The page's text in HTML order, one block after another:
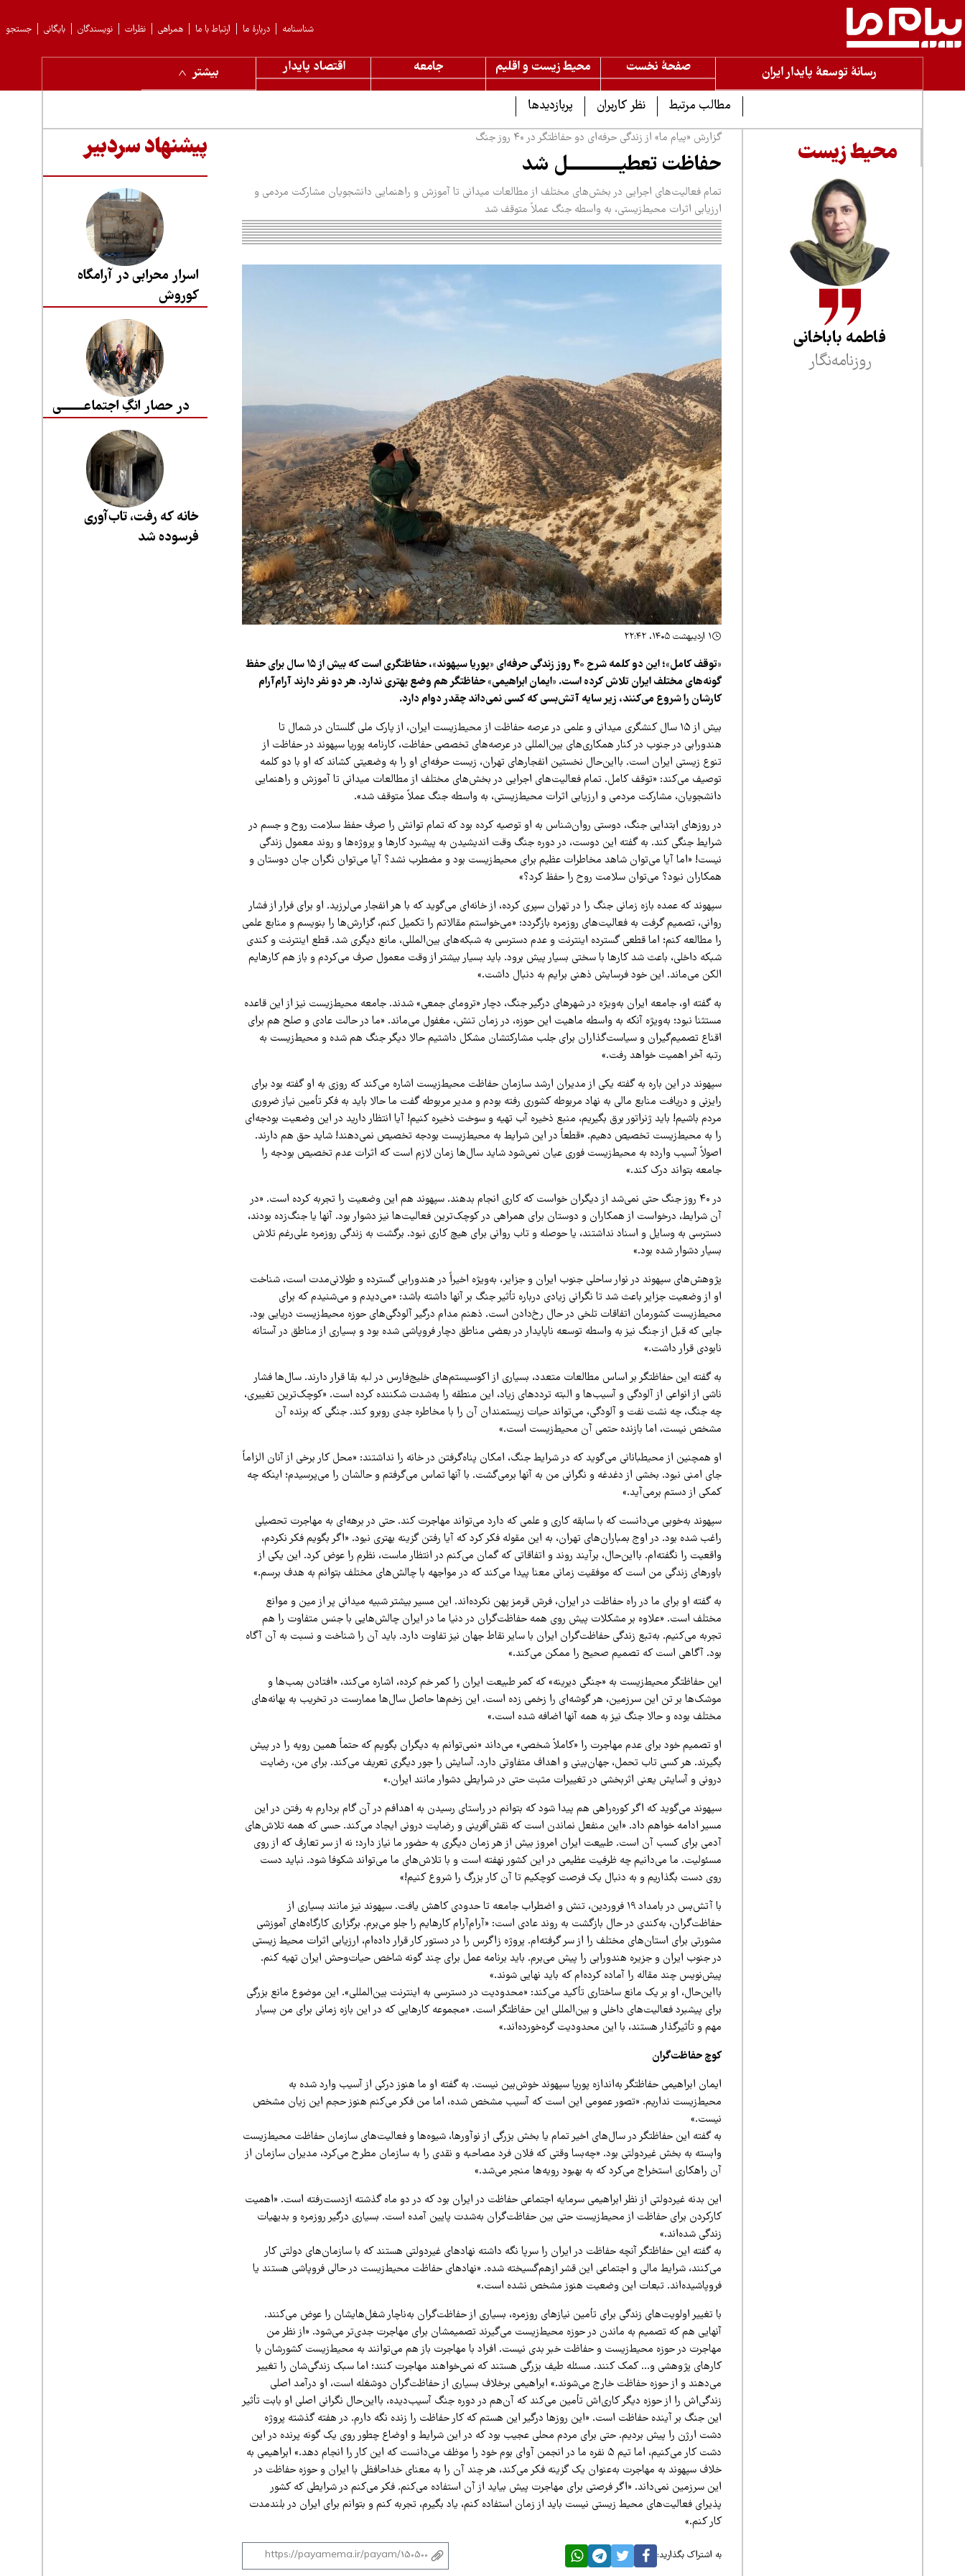
جستجو بایگانی نویسندگان نظرات همراهی ارتباط با ما دربارهٔ ما شناسنامه
رسانۀ توسعۀ پایدار ایران صفحۀ نخست محیط زیست و اقلیم جامعه اقتصاد پایدار
بیشتر
مطالب مرتبط
نظر کاربران پربازدیدها
محیط زیست
فاطمه باباخانی
روزنامه‌نگار
گزارش «پیام ما» از زندگی حرفه‌ای دو حفاظتگر در ۴۰ روز جنگ
حفاظت تعطیــــــــــــل شد
تمام فعالیت‌های اجرایی در بخش‌های مختلف از مطالعات میدانی تا آموزش و راهنمایی دانشجویان مشارکت مردمی و
ارزیابی اثرات محیط‌زیستی، به واسطه جنگ عملاً متوقف شد
۱ اردیبهشت ۱۴۰۵، ۲۲:۴۲
«توقف کامل»؛ این دو کلمه شرح ۴۰ روز زندگی حرفه‌ای «پوریا سپهوند»، حفاظتگری است که بیش از ۱۵ سال برای حفظ
گونه‌های مختلف ایران تلاش کرده است. «ایمان ابراهیمی» حفاظتگر هم وضع بهتری ندارد. هر دو نفر دارند آرام‌آرام
کارشان را شروع می‌کنند، زیر سایه آتش‌بسی که کسی نمی‌داند چقدر دوام دارد.
بیش از ۱۵ سال کنشگری میدانی و علمی در عرصه حفاظت از محیط‌زیست ایران، از پارک ملی گلستان در شمال تا
هندورابی در جنوب در کنار همکاری‌های بین‌المللی در عرصه‌های تخصصی حفاظت، کارنامه پوریا سپهوند در حفاظت از
تنوع زیستی ایران است. بااین‌حال نخستین انفجارهای تهران، زیست حرفه‌ای او را به وضعیتی کشاند که او با دو کلمه
توصیف می‌کند: «توقف کامل. تمام فعالیت‌های اجرایی در بخش‌های مختلف از مطالعات میدانی تا آموزش و راهنمایی
دانشجویان، مشارکت مردمی و ارزیابی اثرات محیط‌زیستی، به واسطه جنگ عملاً متوقف شد».
در روزهای ابتدایی جنگ، دوستی روان‌شناس به او توصیه کرده بود که تمام توانش را صرف حفظ سلامت روح و جسم در
شرایط جنگی کند. به گفته این دوست، در دوره جنگ وقت اندیشیدن به پیشبرد کارها و پروژه‌ها و روند معمول زندگی
نیست! «اما آیا می‌توان شاهد مخاطرات عظیم برای محیط‌زیست بود و مضطرب نشد؟ آیا می‌توان نگران جان دوستان و
همکاران نبود؟ می‌توان سلامت روح را حفظ کرد؟»
سپهوند که عمده بازه زمانی جنگ را در تهران سپری کرده، از خانه‌ای می‌گوید که با هر انفجار می‌لرزید. او برای فرار از فشار
روانی، تصمیم گرفت به فعالیت‌های روزمره بازگردد: «می‌خواستم مقالاتم را تکمیل کنم، گزارش‌ها را بنویسم و منابع علمی
را مطالعه کنم؛ اما قطعی گسترده اینترنت و عدم دسترسی به شبکه‌های بین‌المللی، مانع دیگری شد. قطع اینترنت و کندی
شبکه داخلی، باعث شد کارها با سختی بسیار پیش برود. باید بسیار بیشتر از وقت معمول صرف می‌کردم و باز هم کارهایم
الکن می‌ماند. این خود فرسایش ذهنی برایم به دنبال داشت.»
به گفته او، جامعه ایران به‌ویژه در شهرهای درگیر جنگ، دچار «ترومای جمعی» شدند. جامعه محیط‌زیست نیز از این قاعده
مستثنا نبود؛ به‌ویژه آنکه به واسطه ماهیت این حوزه، در زمان تنش، مغفول می‌ماند. «ما در حالت عادی و صلح هم برای
اقناع تصمیم‌گیران و سیاست‌گذاران برای جلب مشارکتشان مشکل داشتیم حالا دیگر جنگ هم شده و محیط‌زیست به
رتبه آخر اهمیت خواهد رفت.»
سپهوند در این باره به گفته یکی از مدیران ارشد سازمان حفاظت محیط‌زیست اشاره می‌کند که روزی به او گفته بود برای
رایزنی و دریافت منابع مالی به نهاد مربوطه کشوری رفته بودم و مدیر مربوطه گفت ما حالا باید به فکر تأمین نیاز ضروری
مردم باشیم! باید ژنراتور برق بگیریم، منبع ذخیره آب تهیه و سوخت ذخیره کنیم! آیا انتظار دارید در این وضعیت بودجه‌ای
را به محیط‌زیست تخصیص دهیم. «قطعاً در این شرایط به محیط‌زیست بودجه تخصیص نمی‌دهند! شاید حق هم دارند.
اصولاً آسیب وارده به محیط‌زیست فوری عیان نمی‌شود شاید سال‌ها زمان لازم است که اثرات عدم تخصیص بودجه را
جامعه بتواند درک کند.»
در ۴۰ روز جنگ حتی نمی‌شد از دیگران خواست که کاری انجام بدهند. سپهوند هم این وضعیت را تجربه کرده است. «در
آن شرایط، درخواست از همکاران و دوستان برای همراهی در کوچک‌ترین فعالیت‌ها نیز دشوار بود. آنها یا جنگ‌زده بودند،
دسترسی به وسایل و اسناد نداشتند، یا حوصله و تاب روانی برای هیچ کاری نبود. برگشت به زندگی روزمره علی‌رغم تلاش
بسیار دشوار شده بود.»
پژوهش‌های سپهوند در نوار ساحلی جنوب ایران و جزایر، به‌ویژه اخیراً در هندورابی گسترده و طولانی‌مدت است، شناخت
او از وضعیت جزایر باعث شد تا نگرانی زیادی درباره تأثیر جنگ بر آنها داشته باشد: «می‌دیدم و می‌شنیدم که برای
محیط‌زیست کشورمان اتفاقات تلخی در حال رخ‌دادن است. ذهنم مدام درگیر آلودگی‌های حوزه محیط‌زیست دریایی بود.
جایی که قبل از جنگ نیز به واسطه توسعه ناپایدار در بعضی مناطق دچار فروپاشی شده بود و بسیاری از مناطق در آستانه
نابودی قرار داشت.»
به گفته این حفاظتگر بر اساس مطالعات متعدد، بسیاری از اکوسیستم‌های خلیج‌فارس در لبه بقا قرار دارند. سال‌ها فشار
ناشی از انواعی از آلودگی و آسیب‌ها و البته ترددهای زیاد، این منطقه را به‌شدت شکننده کرده است. «کوچک‌ترین تغییری،
چه جنگ، چه نشت نفت و آلودگی، می‌تواند حیات زیستمندان آن را با مخاطره جدی روبرو کند. جنگی که برنده آن
مشخص نیست، اما بازنده حتمی آن محیط‌زیست است.»
او همچنین از محیط­بانانی می‌گوید که در شرایط جنگ، امکان پناه‌گرفتن در خانه را نداشتند: «محل کار برخی از آنان الزاماً
جای امنی نبود. بخشی از دغدغه و نگرانی من به آنها برمی‌گشت. با آنها تماس می‌گرفتم و حالشان را می‌پرسیدم؛ اینکه چه
کمکی از دستم برمی‌آید.»
سپهوند به‌خوبی می‌دانست که با سابقه کاری و علمی که دارد می‌تواند مهاجرت کند. حتی در برهه‌ای به مهاجرت تحصیلی
راغب شده بود. در اوج بمباران‌های تهران، به این مقوله فکر کرد که آیا رفتن گزینه بهتری نبود. «اگر بگویم فکر نکردم،
واقعیت را نگفته‌ام. بااین‌حال، برآیند روند و اتفاقاتی که گمان می‌کنم در انتظار ماست، نظرم را عوض کرد. این یکی از
باورهای زندگی من است که موفقیت زمانی معنا پیدا می‌کند که در مواجهه با چالش‌های مختلف بتوانم به هدف برسم.»
به گفته او برای ما در راه حفاظت در ایران، فرش قرمز پهن نکرده‌اند. این مسیر بیشتر شبیه میدانی پر از مین و موانع
مختلف است. «علاوه بر مشکلات پیش روی همه حفاظت‌گران در دنیا ما در ایران چالش‌هایی با جنس متفاوت را هم
تجربه می‌کنیم. به‌تبع زندگی حفاظت‌گران ایران با سایر نقاط جهان نیز تفاوت دارد. باید آن را شناخت و نسبت به آن آگاه
بود. آگاهی است که تصمیم صحیح را ممکن می‌کند.»
این حفاظتگر محیط‌زیست به «جنگی دیرینه» که کمر طبیعت ایران را کمر خم کرده، اشاره می‌کند، «افتادن بمب‌ها و
موشک‌ها بر تن این سرزمین، هر گوشه‌ای را زخمی زده است. این زخم‌ها حاصل سال‌ها ممارست در تخریب به بهانه‌های
مختلف بوده و حالا جنگ نیز به همه آنها اضافه شده است.»
او تصمیم خود برای عدم مهاجرت را «کاملاً شخصی» می‌داند «نمی‌توانم به دیگران بگویم که حتماً همین رویه را در پیش
بگیرند. هر کسی تاب تحمل، جهان‌بینی و اهداف متفاوتی دارد. آسایش را جور دیگری تعریف می‌کند. برای من، رضایت
درونی و آسایش یعنی اثربخشی در تغییرات مثبت حتی در شرایطی دشوار مانند ایران.»
سپهوند می‌گوید که اگر کوره‌راهی هم پیدا شود که بتوانم در راستای رسیدن به اهدافم در آن گام بردارم به رفتن در این
مسیر ادامه خواهم داد. «این منفعل نماندن است که نقش‌آفرینی و رضایت درونی ایجاد می‌کند. حسی که همه تلاش‌های
آدمی برای کسب آن است. طبیعت ایران امروز بیش از هر زمان دیگری به حضور ما نیاز دارد؛ نه از سر تعارف که از روی
مسئولیت. ما می‌دانیم چه ظرفیت عظیمی در این کشور نهفته است و با تلاش‌های ما می‌تواند شکوفا شود. نباید دست
روی دست بگذاریم و به دنبال یک فرصت کوچکیم تا آن کار بزرگ را شروع کنیم!»
با آتش‌بس در بامداد ۱۹ فروردین، تنش و اضطراب جامعه تا حدودی کاهش یافت. سپهوند نیز مانند بسیاری از
حفاظت‌گران، به‌کندی در حال بازگشت به روند عادی است: «آرام‌آرام کارهایم را جلو می‌برم. برگزاری کارگاه‌های آموزشی
مشورتی برای استان‌های مختلف را از سر گرفته‌ام. پروژه زاگرس را در دستور کار قرار داده‌ام، ارزیابی اثرات محیط زیستی
در جنوب ایران و جزیره هندورابی را پیش می‌برم. باید برنامه عمل برای چند گونه شاخص حیات‌وحش ایران تهیه کنم.
پیش‌نویس چند مقاله را آماده کرده‌ام که باید نهایی شوند.»
بااین‌حال، او بر یک مانع ساختاری تأکید می‌کند: «محدودیت در دسترسی به اینترنت بین‌المللی». این موضوع مانع بزرگی
برای پیشبرد فعالیت‌های داخلی و بین‌المللی این حفاظتگر است. «مجموعه کارهایی که در این بازه زمانی برای من بسیار
مهم و تأثیرگذار هستند، با این محدودیت گره‌خورده‌اند.»
کوچ حفاظت‌گران
ایمان ابراهیمی حفاظتگر به‌اندازه پوریا سپهوند خوش‌بین نیست. به گفته او ما هنوز درکی از آسیب وارد شده به
محیط‌زیست نداریم. «تصور عمومی این است که آسیب مشخص شده، اما من فکر می‌کنم هنوز حجم این زیان مشخص
نیست.»
به گفته این حفاظتگر در سال‌های اخیر تمام یا بخش بزرگی از نوآورها، شیوه‌ها و فعالیت‌های سازمان حفاظت محیط‌زیست
وابسته به بخش غیردولتی بود. «چه‌بسا وقتی که فلان فرد مصاحبه و نقدی را به سازمان مطرح می‌کرد، مدیران سازمان از
آن راهکاری استخراج می‌کرد که به بهبود رویه‌ها منجر می‌شد.»
این بدنه غیردولتی از نظر ابراهیمی سرمایه اجتماعی حفاظت در ایران بود که در دو ماه گذشته ازدست‌رفته است. «اهمیت
کارکردن برای حفاظت از محیط‌زیست حتی بین حفاظت‌گران به‌شدت پایین آمده است. بسیاری درگیر روزمره و بدیهیات
زندگی شده‌اند.»
به گفته این حفاظتگر آنچه حفاظت در ایران را سرپا نگه داشته نهادهای غیردولتی هستند که با سازمان‌های دولتی کار
می‌کنند، شرایط مالی و اجتماعی این قشر ازهم‌گسیخته شده. «نهادهای حفاظت محیط‌زیست در حالی فروپاشی هستند یا
فروپاشیده‌اند. تبعات این وضعیت هنوز مشخص نشده است.»
با تغییر اولویت‌های زندگی برای تأمین نیازهای روزمره، بسیاری از حفاظت‌گران به‌ناچار شغل‌هایشان را عوض می‌کنند.
آنهایی هم که تصمیم به ماندن در حوزه محیط‌زیست می‌گیرند تصمیمشان برای مهاجرت جدی‌تر می‌شود. «از نظر من
مهاجرت در حوزه محیط‌زیست و حفاظت خبر بدی نیست. افراد با مهاجرت باز هم می‌توانند به محیط‌زیست کشورشان با
کارهای پژوهشی و… کمک کنند. مسئله طیف بزرگی هستند که نمی‌خواهند مهاجرت کنند؛ اما سبک زندگی‌شان را تغییر
می‌دهند و از حوزه حفاظت خارج می‌شوند.» ابراهیمی برخلاف بسیاری از حفاظت‌گران دوشغله است، او درآمد اصلی
زندگی‌اش را از حوزه دیگر کاری‌اش تأمین می‌کند که آن‌هم در دوره جنگ آسیب‌دیده، بااین‌حال نگرانی اصلی او بابت تأثیر
این جنگ بر آینده حفاظت است. «این روزها درگیر این هستم که کار حفاظت را زنده نگه دارم. در هفته گذشته پروژه
دشت ارژن را پیش بردیم. حتی برای مردم محلی عجیب بود که در این شرایط و اوضاع چطور روی یک گونه پرنده در این
دشت کار می‌کنیم، اما تیم ۵ نفره ما در انجمن آوای بوم خود را موظف می‌دانست که این کار را انجام دهد.» ابراهیمی به
خلاف سپهوند به مهاجرت به‌عنوان یک گزینه فکر می‌کند، هر چند آن را به معنای خداحافظی با ایران و حوزه حفاظت در
این سرزمین نمی‌داند. «اگر فرصتی برای مهاجرت پیش بیاید از آن استفاده می‌کنم. فکر می‌کنم در شرایطی که کشور
پذیرای فعالیت‌های محیط زیستی نیست باید از زمان استفاده کنم، یاد بگیرم، تجربه کنم و بتوانم برای ایران در بلندمدت
کار کنم.»
به اشتراک بگذارید:
پیشنهاد سردبیر
اسرار محرابی در آرامگاه
کوروش
در حصار انگِ اجتماعــــــــی
خانه که رفت، تاب‌آوری
فرسوده شد